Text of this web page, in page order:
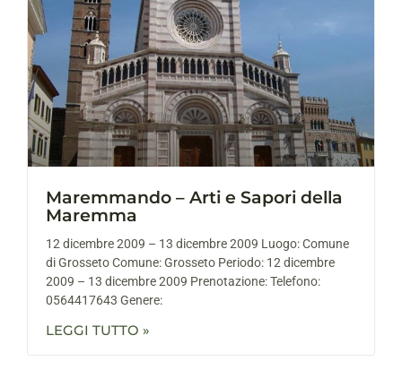
Maremmando – Arti e Sapori della
Maremma
12 dicembre 2009 – 13 dicembre 2009 Luogo: Comune
di Grosseto Comune: Grosseto Periodo: 12 dicembre
2009 – 13 dicembre 2009 Prenotazione: Telefono:
0564417643 Genere:
LEGGI TUTTO »